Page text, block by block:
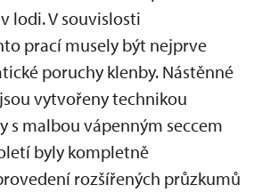
lodi. V souvislosti
prací musely být nejprve
poruchy klenby. Nástěnné
vytvořeny technikou
s malbou vápenným seccem
byly kompletně
rozšířených průzkumů